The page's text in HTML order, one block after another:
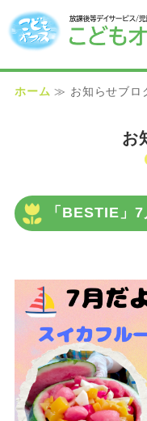
ホーム
こどもオフィスの想
児童発達支援
ホーム ≫ お知らせブロ
お
「BESTIE」